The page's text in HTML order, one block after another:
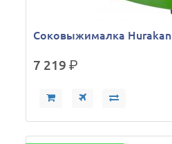
Соковыжималка Hurakan
7 219р.